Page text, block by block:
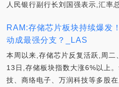
人民银行副行长刘国强表示,汇率
RAM:存储芯片板块持续爆发
动成最强分支？_LAS
本周以来,存储芯片反复活跃,周二
13日,存储板块指数大涨6%以上
技、商络电子、万润科技等多股